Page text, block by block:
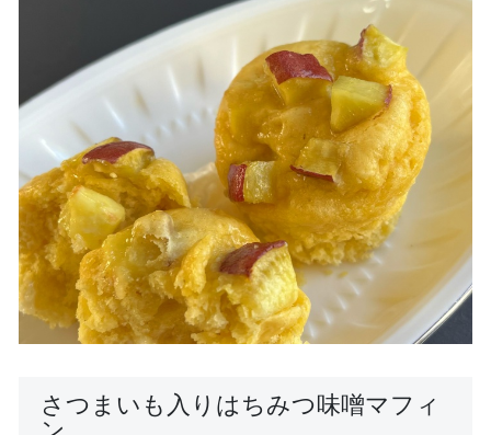
さつまいも入りはちみつ味噌マフィ